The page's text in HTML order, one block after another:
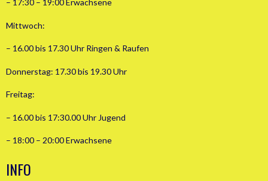
– 17:30 – 19:00 Erwachsene
Mittwoch:
– 16.00 bis 17.30 Uhr Ringen & Raufen
Donnerstag: 17.30 bis 19.30 Uhr
Freitag:
– 16.00 bis 17:30.00 Uhr Jugend
– 18:00 – 20:00 Erwachsene
INFO